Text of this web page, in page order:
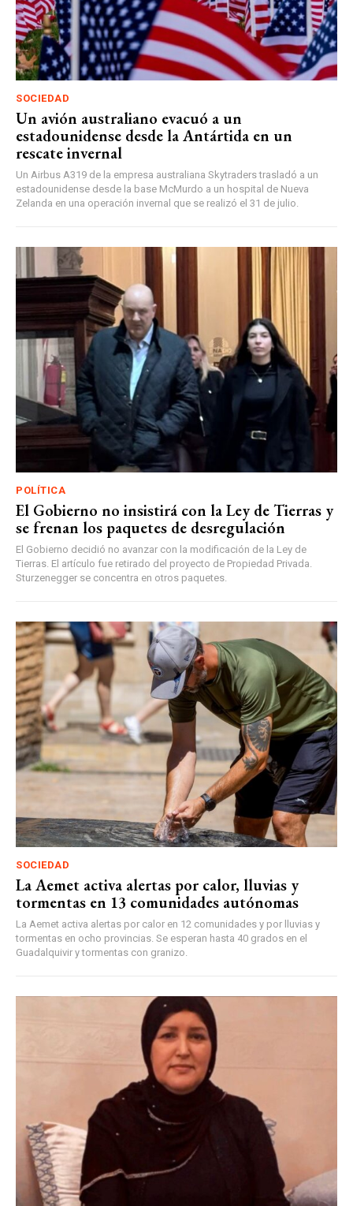
SOCIEDAD
Un avión australiano evacuó a un
estadounidense desde la Antártida en un
rescate invernal
Un Airbus A319 de la empresa australiana Skytraders trasladó a un
estadounidense desde la base McMurdo a un hospital de Nueva
Zelanda en una operación invernal que se realizó el 31 de julio.
POLÍTICA
El Gobierno no insistirá con la Ley de Tierras y
se frenan los paquetes de desregulación
El Gobierno decidió no avanzar con la modificación de la Ley de
Tierras. El artículo fue retirado del proyecto de Propiedad Privada.
Sturzenegger se concentra en otros paquetes.
SOCIEDAD
La Aemet activa alertas por calor, lluvias y
tormentas en 13 comunidades autónomas
La Aemet activa alertas por calor en 12 comunidades y por lluvias y
tormentas en ocho provincias. Se esperan hasta 40 grados en el
Guadalquivir y tormentas con granizo.